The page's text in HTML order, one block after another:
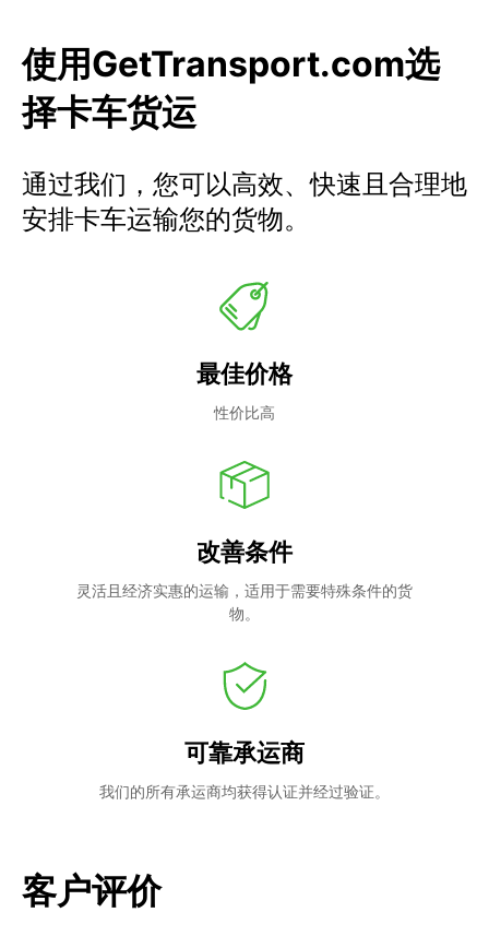
使用GetTransport.com选
择卡车货运
通过我们，您可以高效、快速且合理地
安排卡车运输您的货物。
最佳价格
性价比高
改善条件
灵活且经济实惠的运输，适用于需要特殊条件的货
物。
可靠承运商
我们的所有承运商均获得认证并经过验证。
客户评价